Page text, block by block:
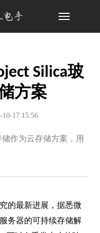
Toggle
Silica玻
方案
10-17 15:56
储作为云存储方案，用
的最新进展，据悉微
务器的可持续存储解